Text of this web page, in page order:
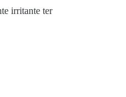
irritante ter